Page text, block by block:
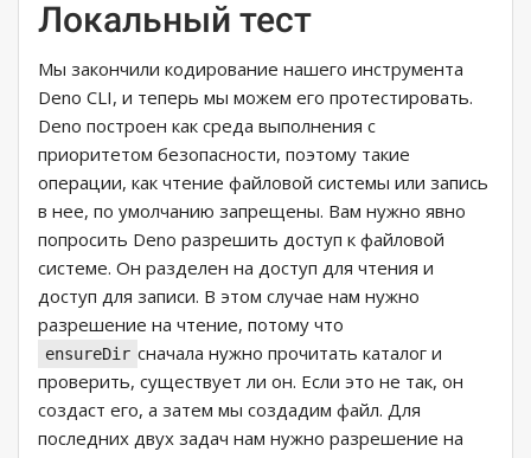
Локальный тест
Мы закончили кодирование нашего инструмента
Deno CLI, и теперь мы можем его протестировать.
Deno построен как среда выполнения с
приоритетом безопасности, поэтому такие
операции, как чтение файловой системы или запись
в нее, по умолчанию запрещены. Вам нужно явно
попросить Deno разрешить доступ к файловой
системе. Он разделен на доступ для чтения и
доступ для записи. В этом случае нам нужно
разрешение на чтение, потому что
ensureDir сначала нужно прочитать каталог и
проверить, существует ли он. Если это не так, он
создаст его, а затем мы создадим файл. Для
последних двух задач нам нужно разрешение на